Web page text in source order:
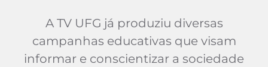
A TV UFG já produziu diversas
campanhas educativas que visam
informar e conscientizar a sociedade